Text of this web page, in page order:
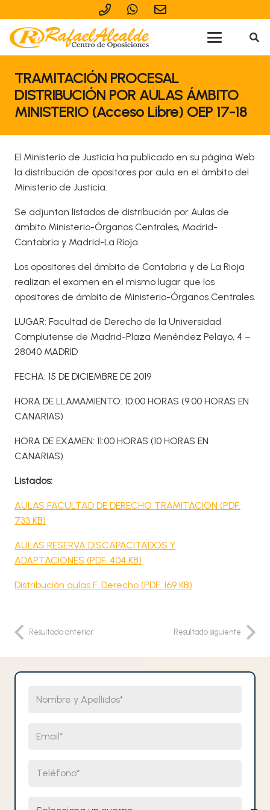
TRAMITACIÓN PROCESAL
DISTRIBUCIÓN POR AULAS ÁMBITO
MINISTERIO (Acceso Libre) OEP 17-18
El Ministerio de Justicia ha publicado en su página Web
la distribución de opositores por aula en el ámbito del
Ministerio de Justicia.
Se adjuntan listados de distribución por Aulas de
ámbito Ministerio-Órganos Centrales, Madrid-
Cantabria y Madrid-La Rioja.
Los opositores del ámbito de Cantabria y de La Rioja
realizan el examen en el mismo lugar que los
opositores de ámbito de Ministerio-Órganos Centrales.
LUGAR: Facultad de Derecho de la Universidad
Complutense de Madrid-Plaza Menéndez Pelayo, 4 –
28040 MADRID
FECHA: 15 DE DICIEMBRE DE 2019
HORA DE LLAMAMIENTO: 10:00 HORAS (9:00 HORAS EN
CANARIAS)
HORA DE EXAMEN: 11:00 HORAS (10 HORAS EN
CANARIAS)
Listados:
AULAS FACULTAD DE DERECHO TRAMITACION (PDF.
733 KB)
AULAS RESERVA DISCAPACITADOS Y
ADAPTACIONES (PDF. 404 KB)
Distribución aulas F. Derecho (PDF. 169 KB)
Resultado anterior Resultado siguiente